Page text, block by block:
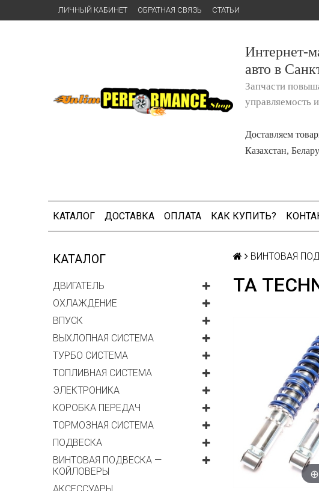
ЛИЧНЫЙ КАБИНЕТ ОБРАТНАЯ СВЯЗЬ СТАТЬИ
Интернет-
авто в
Запчасти
управляемость
Доставляем
Казахстан,
КАТАЛОГ ДОСТАВКА ОПЛАТА КАК КУПИТЬ?
КАТАЛОГ
ДВИГАТЕЛЬ
ОХЛАЖДЕНИЕ
ВПУСК
ВЫХЛОПНАЯ СИСТЕМА
ТУРБО СИСТЕМА
ТОПЛИВНАЯ СИСТЕМА
ЭЛЕКТРОНИКА
КОРОБКА ПЕРЕДАЧ
ТОРМОЗНАЯ СИСТЕМА
ПОДВЕСКА
ВИНТОВАЯ ПОДВЕСКА —
КОЙЛОВЕРЫ
ВИНТОВАЯ
ТА